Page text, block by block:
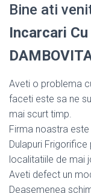
Bine ati
Incarcari
Aveti o problema
faceti este sa ne
mai scurt timp.
Firma noastra
Dulapuri Frigorifice
localitatiile de mai
Aveti defect un
Deasemenea